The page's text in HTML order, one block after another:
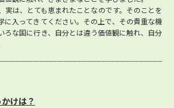
実は、とても恵まれたことなのです。そのことを
に入ってきてください。その上で、その貴重な機
ろな国に行き、自分とは違う価値観に触れ、自分
けは？